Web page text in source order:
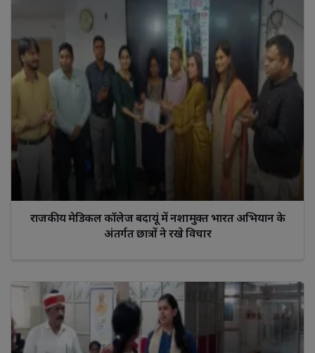
राजकीय मेडिकल कॉलेज बदायूं में नशामुक्त भारत अभियान के
अंतर्गत छात्रों ने रखे विचार